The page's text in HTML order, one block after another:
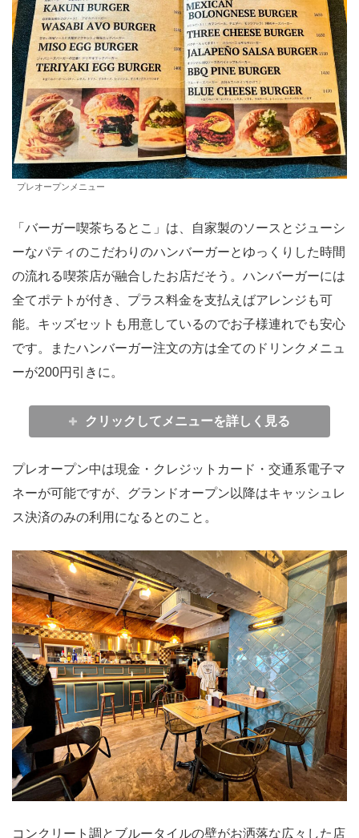
プレオープンメニュー
「バーガー喫茶ちるとこ」は、自家製のソースとジューシ
ーなパティのこだわりのハンバーガーとゆっくりした時間
の流れる喫茶店が融合したお店だそう。ハンバーガーには
全てポテトが付き、プラス料金を支払えばアレンジも可
能。キッズセットも用意しているのでお子様連れでも安心
です。またハンバーガー注文の方は全てのドリンクメニュ
ーが200円引きに。
クリックしてメニューを詳しく見る
プレオープン中は現金・クレジットカード・交通系電子マ
ネーが可能ですが、グランドオープン以降はキャッシュレ
ス決済のみの利用になるとのこと。
コンクリート調とブルータイルの壁がお洒落な広々した店